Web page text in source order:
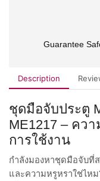
Guarantee
Description
ชุดมือจับประตู
ME1217 – คว
การใช้งาน
กำลังมองหาชุดมือจับที่
และความหรูหราใช่ไห